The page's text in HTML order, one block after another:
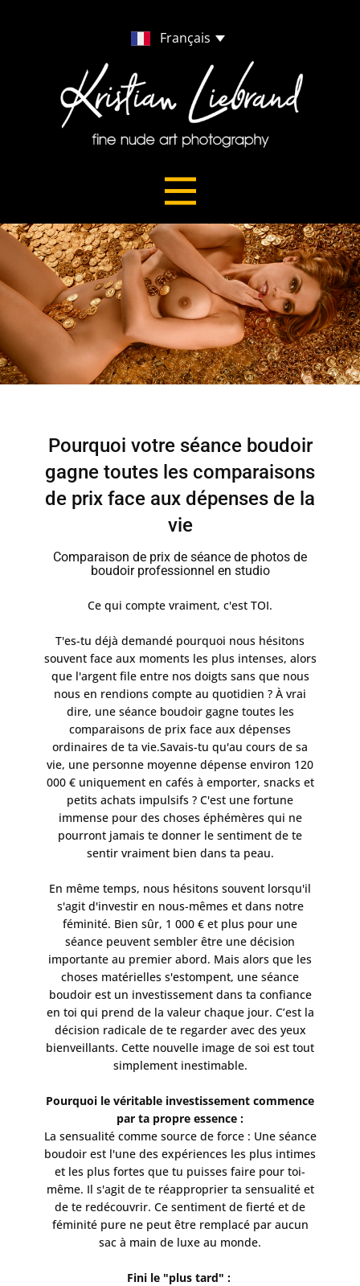
​Pourquoi votre séance boudoir
gagne toutes les comparaisons
de prix face aux dépenses de la
vie
Comparaison de prix de séance de photos de
boudoir professionnel en studio
​Ce qui compte vraiment, c'est TOI.
T'es-tu déjà demandé pourquoi nous hésitons
souvent face aux moments les plus intenses, alors
que l'argent file entre nos doigts sans que nous
nous en rendions compte au quotidien ? À vrai
dire, une séance boudoir gagne toutes les
comparaisons de prix face aux dépenses
ordinaires de ta vie.Savais-tu qu'au cours de sa
vie, une personne moyenne dépense environ 120
000 € uniquement en cafés à emporter, snacks et
petits achats impulsifs ? C'est une fortune
immense pour des choses éphémères qui ne
pourront jamais te donner le sentiment de te
sentir vraiment bien dans ta peau.
En même temps, nous hésitons souvent lorsqu'il
s'agit d'investir en nous-mêmes et dans notre
féminité. Bien sûr, 1 000 € et plus pour une
séance peuvent sembler être une décision
importante au premier abord. Mais alors que les
choses matérielles s'estompent, une séance
boudoir est un investissement dans ta confiance
en toi qui prend de la valeur chaque jour. C’est la
décision radicale de te regarder avec des yeux
bienveillants. Cette nouvelle image de soi est tout
simplement inestimable.
Pourquoi le véritable investissement commence
par ta propre essence :
La sensualité comme source de force : Une séance
boudoir est l'une des expériences les plus intimes
et les plus fortes que tu puisses faire pour toi-
même. Il s'agit de te réapproprier ta sensualité et
de te redécouvrir. Ce sentiment de fierté et de
féminité pure ne peut être remplacé par aucun
sac à main de luxe au monde.
Fini le "plus tard" :